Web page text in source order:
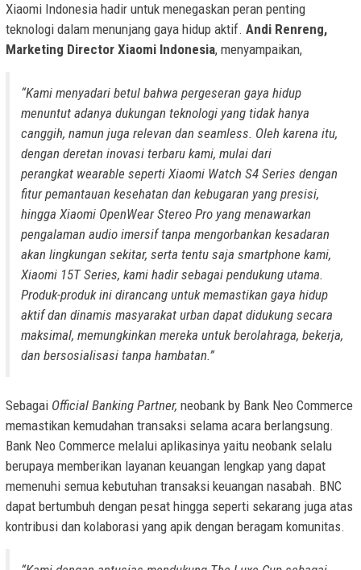
Xiaomi Indonesia hadir untuk menegaskan peran penting
teknologi dalam menunjang gaya hidup aktif. Andi Renreng,
Marketing Director Xiaomi Indonesia, menyampaikan,
“Kami menyadari betul bahwa pergeseran gaya hidup
menuntut adanya dukungan teknologi yang tidak hanya
canggih, namun juga relevan dan seamless. Oleh karena itu,
dengan deretan inovasi terbaru kami, mulai dari
perangkat wearable seperti Xiaomi Watch S4 Series dengan
fitur pemantauan kesehatan dan kebugaran yang presisi,
hingga Xiaomi OpenWear Stereo Pro yang menawarkan
pengalaman audio imersif tanpa mengorbankan kesadaran
akan lingkungan sekitar, serta tentu saja smartphone kami,
Xiaomi 15T Series, kami hadir sebagai pendukung utama.
Produk-produk ini dirancang untuk memastikan gaya hidup
aktif dan dinamis masyarakat urban dapat didukung secara
maksimal, memungkinkan mereka untuk berolahraga, bekerja,
dan bersosialisasi tanpa hambatan.”
Sebagai Official Banking Partner, neobank by Bank Neo Commerce
memastikan kemudahan transaksi selama acara berlangsung.
Bank Neo Commerce melalui aplikasinya yaitu neobank selalu
berupaya memberikan layanan keuangan lengkap yang dapat
memenuhi semua kebutuhan transaksi keuangan nasabah. BNC
dapat bertumbuh dengan pesat hingga seperti sekarang juga atas
kontribusi dan kolaborasi yang apik dengan beragam komunitas.